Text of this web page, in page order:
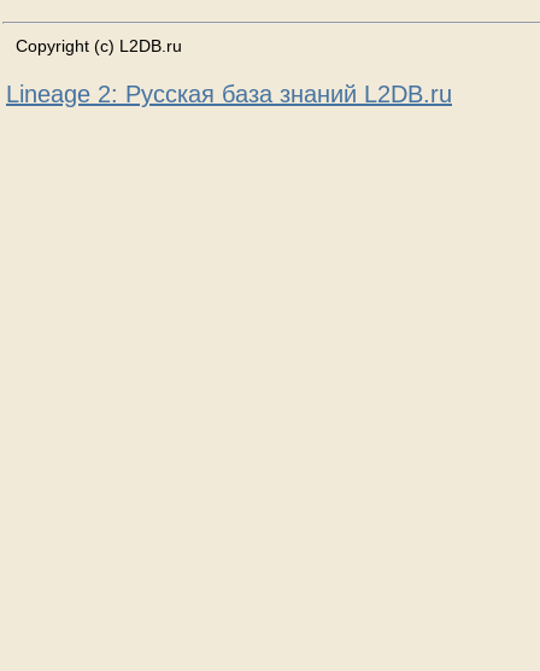
Copyright (c) L2DB.ru
Lineage 2: Русская база знаний L2DB.ru